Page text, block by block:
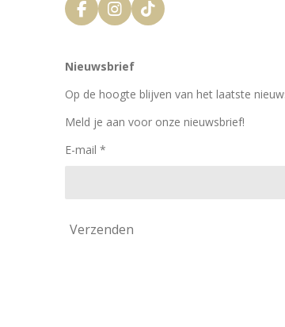
F
a
e
b
o
k
I
n
t
a
g
a
T
i
k
Nieuwsbrief
Op de hoogte blijven van het laatste
Meld je aan voor onze nieuwsbrief!
E-mail *
Verzenden